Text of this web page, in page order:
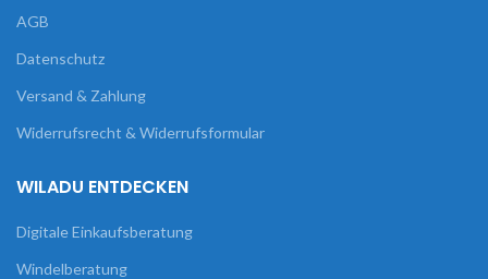
AGB
Datenschutz
Versand & Zahlung
Widerrufsrecht & Widerrufsformular
WILADU ENTDECKEN
Digitale Einkaufsberatung
Windelberatung